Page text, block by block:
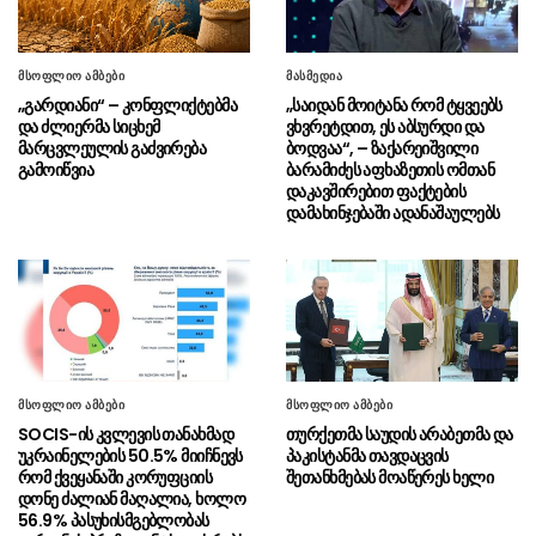
დატოვებს პატიმრობაში ორივე ბრალდებულს,
ნია იმნაძეს და ანასტასია ბერუაშვილს”
07.08 - 15:13
“არა მხოლოდ მკაცრი,
საქართველო იცავდა ჩვენი ქვეყნის ღირსებას
და ტერიტორიულ მთლიანობას ყველა
ასპარეზზე”
“ნაციონალური მოძრაობიდან“
ჰქონდათ ნაყიდი, ზოგი საბაჟოებზე
გადადიოდა”
07.08 - 15:07
“მე არასდროს მახსოვს, მე
პირადად ან ჩემს ირგვლივ რბილი
განცხადებებით რომ გამოირჩეოდა ვინმე
რუსეთის მიმართ”
07.08 - 14:49ნიკოლ ფაშინიანი –
ევროკავშირს სომხეთზე გავლენის არანაირი
ბერკეტი არ აქვს
მსოფლიო ამბები
„გარდიანი“ – კონფლიქტებმა
და ძლიერმა სიცხემ
მარცვლეულის გაძვირება
გამოიწვია
მასმედია
„საიდან მოიტანა რომ ტყვეებს
ვხვრეტდით, ეს აბსურდი და
ბოდვაა“, – ზაქარეიშვილი
ბარამიძეს აფხაზეთის ომთან
დაკავშირებით ფაქტების
დამახინჯებაში ადანაშაულებს
მსოფლიო ამბები
SOCIS-ის კვლევის თანახმად
უკრაინელების 50.5% მიიჩნევს
რომ ქვეყანაში კორუფციის
დონე ძალიან მაღალია, ხოლო
56.9% პასუხისმგებლობას
მსოფლიო ამბები
თურქეთმა საუდის არაბეთმა და
პაკისტანმა თავდაცვის
შეთანხმებას მოაწერეს ხელი